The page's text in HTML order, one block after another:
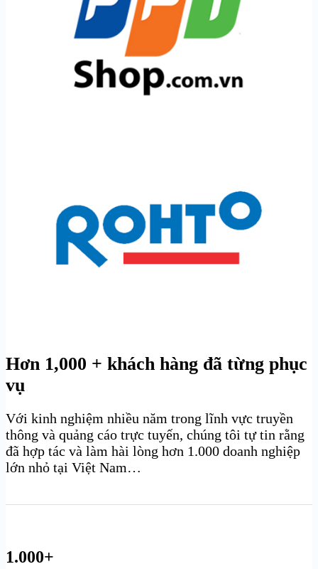
Hơn 1,000 + khách hàng đã từng phục
vụ
Với kinh nghiệm nhiều năm trong lĩnh vực truyền
thông và quảng cáo trực tuyến, chúng tôi tự tin rằng
đã hợp tác và làm hài lòng hơn 1.000 doanh nghiệp
lớn nhỏ tại Việt Nam…
1.000+